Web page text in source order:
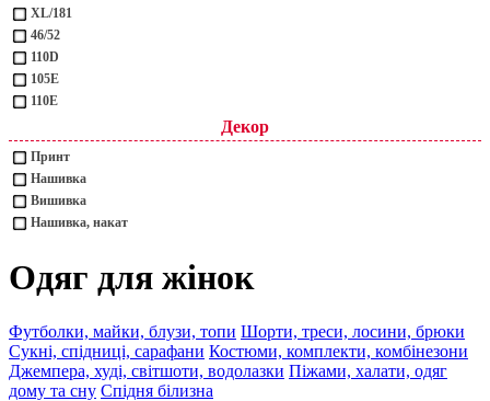
XL/181
46/52
110D
105Е
110Е
Декор
Принт
Нашивка
Вишивка
Нашивка, накат
Одяг для жінок
Футболки, майки, блузи, топи Шорти, треси, лосини, брюки
Сукні, спідниці, сарафани Костюми, комплекти, комбінезони
Джемпера, худі, світшоти, водолазки Піжами, халати, одяг
дому та сну Спідня білизна